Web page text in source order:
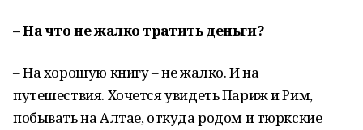
– На что не жалко тратить деньги?
– На хорошую книгу – не жалко. И на
путешествия. Хочется увидеть Париж и Рим,
побывать на Алтае, откуда родом и тюркские